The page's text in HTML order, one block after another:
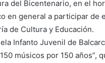
del Bicentenario, en el
en general a participar de
de Cultura y Educación.
Infanto Juvenil de
músicos por 150